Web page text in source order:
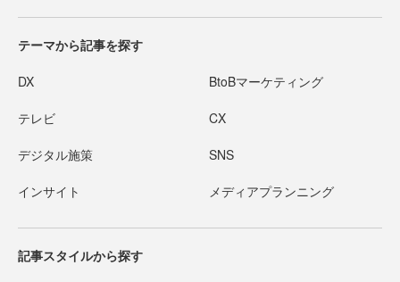
テーマから記事を探す
DX BtoBマーケティング
テレビ CX
デジタル施策 SNS
インサイト メディアプランニング
記事スタイルから探す